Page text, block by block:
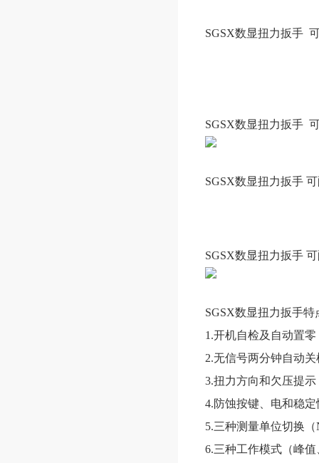
SGSX数显扭力扳手
SGSX数显扭力扳手
SGSX数显扭力扳手
SGSX数显扭力扳手
SGSX数显扭力扳手特
1.开机自检及自动置
2.无信号两分钟自动
3.扭力方向和欠压提示
4.防蚀按键、电和稳
5.三种测量单位切换
6.三种工作模式（峰